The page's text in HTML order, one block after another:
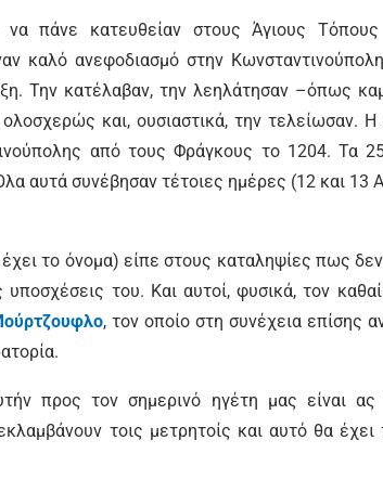
να πάνε κατευθείαν στους Άγιους
καλό ανεφοδιασμό στην
Την κατέλαβαν, την λεηλάτησαν –όπως
και, ουσιαστικά, την τελείωσαν. Η
από τους Φράγκους το 1204. Τα
αυτά συνέβησαν τέτοιες ημέρες (12 και 13
το όνομα) είπε στους καταληψίες πως
του. Και αυτοί, φυσικά, τον
, τον οποίο στη συνέχεια επίσης
προς τον σημερινό ηγέτη μας είναι ας
τοις μετρητοίς και αυτό θα έχει